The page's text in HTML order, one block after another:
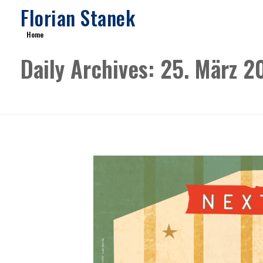
Florian Stanek
Home
Daily Archives: 25. März